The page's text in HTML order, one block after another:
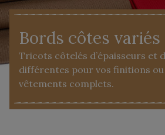
Bords côtes variés
Tricots côtelés d’épaisseurs et
différentes pour vos finitions
vêtements complets.